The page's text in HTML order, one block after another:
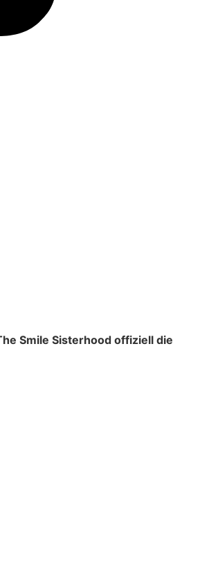
Smile Sisterhood offiziell die